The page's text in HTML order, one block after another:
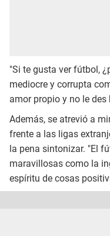
"Si te gusta ver fútbol,
mediocre y corrupta
amor propio y no le
Además, se atrevió a
frente a las ligas
la pena sintonizar. "El
maravillosas como la
espíritu de cosas